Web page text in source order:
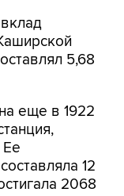
5,68
еще в 1922
12
2068